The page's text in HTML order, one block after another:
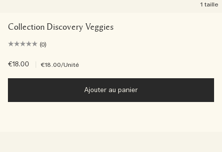
1 taille
Collection Discovery Veggies
(0)
€18.00 €18.00/Unité
Ajouter au panier